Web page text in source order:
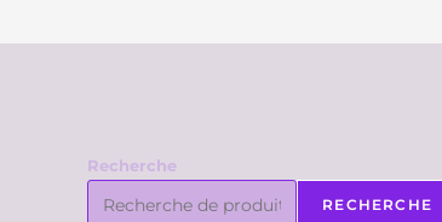
Recherche
RECHERCHE